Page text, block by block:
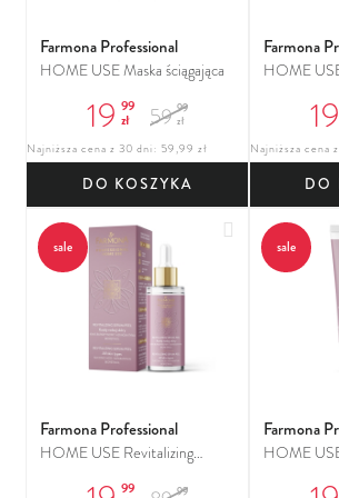
Farmona Professional
HOME USE Maska ściągająca
19 99
zł 59 99
zł
Najniższa cena z 30 dni: 59,99 zł
DO KOSZYKA
Farmona
HOME
19
Najniższa cena
DO
sale
Farmona Professional
HOME USE Revitalizing
99
99
Dodaj do
sale
Farmona
HOME